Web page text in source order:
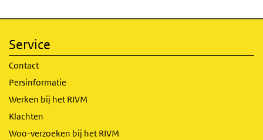
Service
Contact
Persinformatie
Werken bij het RIVM
Klachten
Woo-verzoeken bij het RIVM